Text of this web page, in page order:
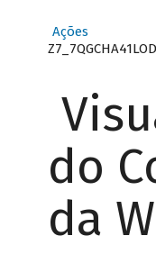
Ações
do
da